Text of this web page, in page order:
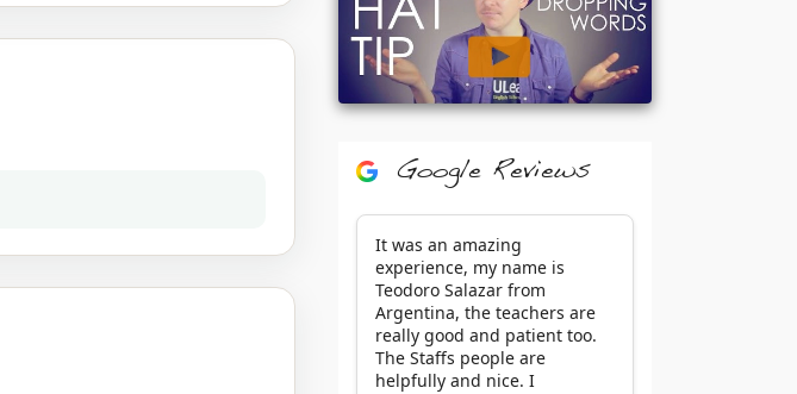
Google Reviews
It was an amazing
experience, my name is
Teodoro Salazar from
Argentina, the teachers are
really good and patient too.
The Staffs people are
helpfully and nice. I